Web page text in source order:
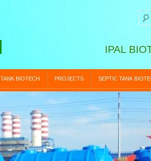
IPAL
BIOTECH PROJECTS SEPTIC TANK